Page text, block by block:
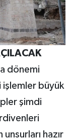
dönemi
işlemler büyük
şimdi
hazır